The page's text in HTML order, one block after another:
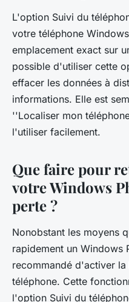
L'option Suivi du
votre téléphone
emplacement exact sur
possible d'utiliser cette
effacer les données à
informations. Elle est
''Localiser mon
l'utiliser facilement.
Que faire pour
votre Windows
perte ?
Nonobstant les moyens
rapidement un Windows
recommandé d'activer
téléphone. Cette
l'option Suivi du